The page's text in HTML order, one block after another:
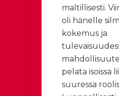
maltillisesti.
oli hänelle
kokemus ja
pelata isoissa
suuressa